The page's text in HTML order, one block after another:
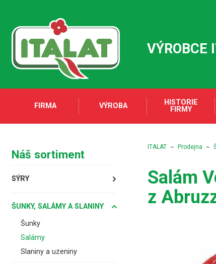
VÝROBCE
FIRMA VÝROBA
HISTORIE
FIRMY
Náš sortiment
SÝRY
ŠUNKY, SALÁMY A SLANINY
Šunky
Salámy
Slaniny a uzeniny
ITALAT Prodejna
Salám
z